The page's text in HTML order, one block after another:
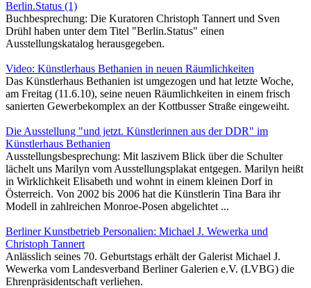
Berlin.Status (1)
Buchbesprechung: Die Kuratoren Christoph Tannert und Sven
Drühl haben unter dem Titel "Berlin.Status" einen
Ausstellungskatalog herausgegeben.
Video: Künstlerhaus Bethanien in neuen Räumlichkeiten
Das Künstlerhaus Bethanien ist umgezogen und hat letzte Woche,
am Freitag (11.6.10), seine neuen Räumlichkeiten in einem frisch
sanierten Gewerbekomplex an der Kottbusser Straße eingeweiht.
Die Ausstellung "und jetzt. Künstlerinnen aus der DDR" im
Künstlerhaus Bethanien
Ausstellungsbesprechung: Mit laszivem Blick über die Schulter
lächelt uns Marilyn vom Ausstellungsplakat entgegen. Marilyn heißt
in Wirklichkeit Elisabeth und wohnt in einem kleinen Dorf in
Österreich. Von 2002 bis 2006 hat die Künstlerin Tina Bara ihr
Modell in zahlreichen Monroe-Posen abgelichtet ...
Berliner Kunstbetrieb Personalien: Michael J. Wewerka und
Christoph Tannert
Anlässlich seines 70. Geburtstags erhält der Galerist Michael J.
Wewerka vom Landesverband Berliner Galerien e.V. (LVBG) die
Ehrenpräsidentschaft verliehen.